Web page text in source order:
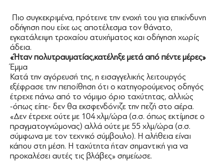
Πιο συγκεκριμένα, πρότεινε την ενοχή του για επικίνδυνη
οδήγηση που είχε ως αποτέλεσμα τον θάνατο,
εγκατάλειψη τροχαίου ατυχήματος και οδήγηση χωρίς
άδεια.
«Ήταν πολυτραυματίας,κατέληξε μετά από πέντε μέρες»
Έμμα
Κατά την αγόρευσή της, η εισαγγελικής λειτουργός
εξέφρασε την πεποίθηση ότι ο κατηγορούμενος οδηγός
έτρεχε πάνω από το νόμιμο όριο ταχύτητας, αλλιώς
-όπως είπε- δεν θα εκσφενδόνιζε την πεζή στο αέρα.
«Δεν έτρεχε ούτε με 104 χλμ/ώρα (σ.σ. όπως εκτίμησε ο
πραγματογνώμονας) αλλά ούτε με 55 χλμ/ώρα (σ.σ.
σύμφωνα με τον τεχνικό σύμβουλο). Η αλήθεια είναι
κάπου στη μέση. Η ταχύτητα ήταν σημαντική για να
προκαλέσει αυτές τις βλάβες» σημείωσε.